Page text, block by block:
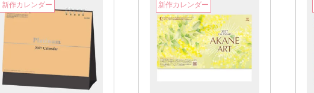
新作カレンダー 新作カレンダー